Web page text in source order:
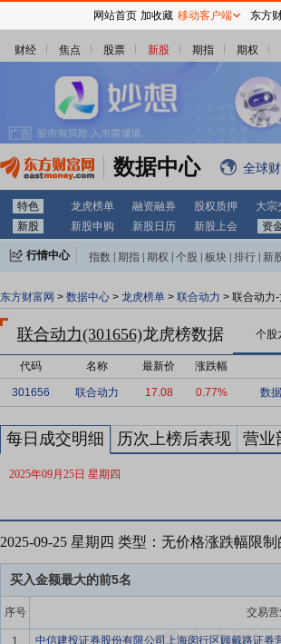
财经 焦点 股票 新股 期指 期权
数据中心 全球
特色 龙虎榜单 融资融券 股权质押 大宗
新股
新股申购 新股日历 新股上会 资
行情中心 指数 期指 期权 个股 板块 排行 新
东方财富网 > 数据中心 > 龙虎榜单 > 联合动力 > 联合动力
联合动力(301656)龙虎榜数据 个股
代码 名称 最新价 涨跌幅
301656 联合动力 17.08 0.77% 数据
每日成交明细 历次上榜后表现 营业
2025年09月25日 星期四
2025-09-25 星期四 类型：无价格涨跌幅限制
买入金额最大的前5名
序号 交易
1
中信建投证券股份有限公司上海闵行区顾戴路证券
网站首页 加收藏 移动客户端 东方